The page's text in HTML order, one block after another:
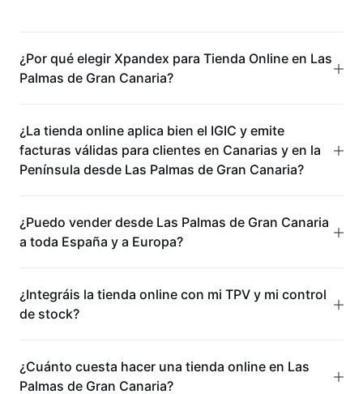
¿Por qué elegir Xpandex para Tienda Online en Las
Palmas de Gran Canaria?
¿La tienda online aplica bien el IGIC y emite
facturas válidas para clientes en Canarias y en la
Península desde Las Palmas de Gran Canaria?
¿Puedo vender desde Las Palmas de Gran Canaria
a toda España y a Europa?
¿Integráis la tienda online con mi TPV y mi control
de stock?
¿Cuánto cuesta hacer una tienda online en Las
Palmas de Gran Canaria?